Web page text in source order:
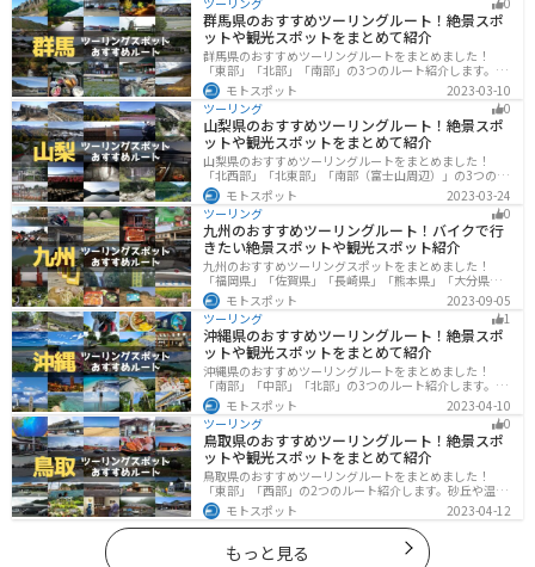
群馬県のおすすめツーリングルート！絶景スポ
ットや観光スポットをまとめて紹介
群馬県のおすすめツーリングルートをまとめました！
「東部」「北部」「南部」の3つのルート紹介します。草
津温泉や伊香保温泉など全国でも有名な温泉や豊かな自
然を満喫するツーリングができます。バイクで群馬県に
ツーリングに行く際は参考にしてください。
モトスポット
2023-03-10
ツーリング
0
山梨県のおすすめツーリングルート！絶景スポ
ットや観光スポットをまとめて紹介
山梨県のおすすめツーリングルートをまとめました！
「北西部」「北東部」「南部（富士山周辺）」の3つのル
ート紹介します。富士山を中心に自然豊かな景色や食事
を楽しめるスポットが多数あります。バイクで山梨県に
ツーリングに行く際は参考にしてください。
モトスポット
2023-03-24
ツーリング
0
九州のおすすめツーリングルート！バイクで行
きたい絶景スポットや観光スポット紹介
九州のおすすめツーリングスポットをまとめました！
「福岡県」「佐賀県」「長崎県」「熊本県」「大分県」
「宮崎都」「鹿児島県」の各県の観光地紹介します。自
然豊かな山々や湖、温泉地が点在し、四季折々の景色を
楽しめるスポットが多数あります。バイクで九州にツー
リングに行く際は参考にしてください。
モトスポット
2023-09-05
ツーリング
1
沖縄県のおすすめツーリングルート！絶景スポ
ットや観光スポットをまとめて紹介
沖縄県のおすすめツーリングルートをまとめました！
「南部」「中部」「北部」の3つのルート紹介します。美
しいビーチや歴史と文化に溢れたスポットが多数あり、
様々な楽しみ方ができます。バイクで沖縄県にツーリン
グに行く際は参考にしてください。
モトスポット
2023-04-10
ツーリング
0
鳥取県のおすすめツーリングルート！絶景スポ
ットや観光スポットをまとめて紹介
鳥取県のおすすめツーリングルートをまとめました！
「東部」「西部」の2つのルート紹介します。砂丘や温泉
地、歴史ある城跡など魅力溢れるスポットが多数あるの
で楽しめます。バイクで鳥取県にツーリングに行く際は
参考にしてください。
モトスポット 2023-04-12
もっと見る